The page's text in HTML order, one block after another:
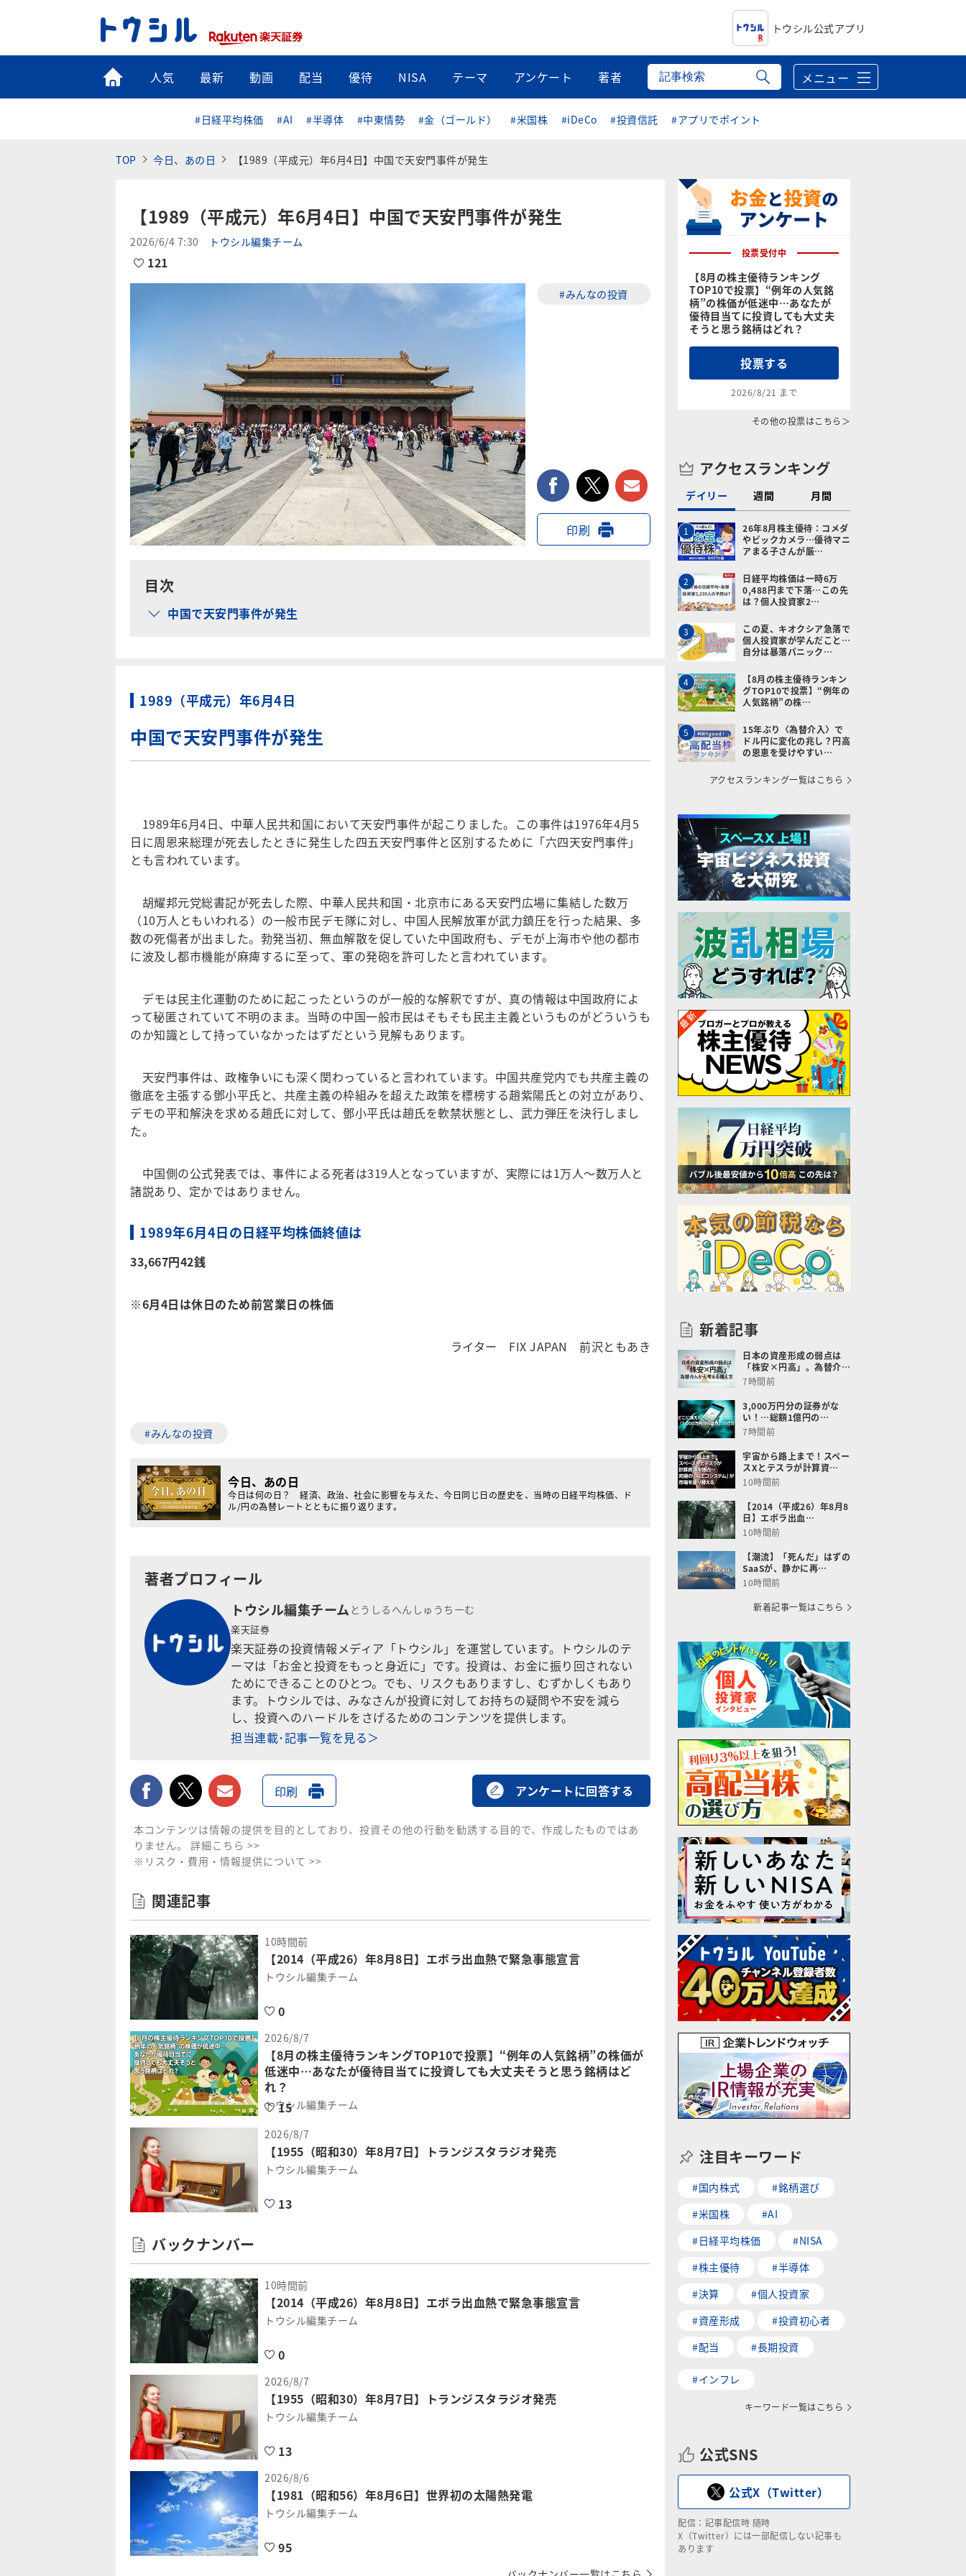
トウシル公式アプリ
トップ
人気 最新 動画 配当 優待 NISA テーマ アンケート 著者 メニュー
#日経平均株価 #AI #半導体 #中東情勢 #金（ゴールド） #米国株 #iDeCo #投資信託 #アプリでポイント
TOP 今日、あの日 【1989（平成元）年6月4日】中国で天安門事件が発生
【1989（平成元）年6月4日】中国で天安門事件が発生
2026/6/4 7:30 トウシル編集チーム
121
#みんなの投資
facebooktwitter メールで送る
印刷
目次
中国で天安門事件が発生
1989（平成元）年6月4日
中国で天安門事件が発生
1989年6月4日、中華人民共和国において天安門事件が起こりました。この事件は1976年4月5
日に周恩来総理が死去したときに発生した四五天安門事件と区別するために「六四天安門事件」
とも言われています。
胡耀邦元党総書記が死去した際、中華人民共和国・北京市にある天安門広場に集結した数万
（10万人ともいわれる）の一般市民デモ隊に対し、中国人民解放軍が武力鎮圧を行った結果、多
数の死傷者が出ました。勃発当初、無血解散を促していた中国政府も、デモが上海市や他の都市
に波及し都市機能が麻痺するに至って、軍の発砲を許可したと言われています。
デモは民主化運動のために起こったというのが一般的な解釈ですが、真の情報は中国政府によ
って秘匿されていて不明のまま。当時の中国一般市民はそもそも民主主義というものがどういうも
のか知識として持っていなかったはずだという見解もあります。
天安門事件は、政権争いにも深く関わっていると言われています。中国共産党内でも共産主義の
徹底を主張する鄧小平氏と、共産主義の枠組みを超えた政策を標榜する趙紫陽氏との対立があり、
デモの平和解決を求める趙氏に対して、鄧小平氏は趙氏を軟禁状態とし、武力弾圧を決行しまし
た。
中国側の公式発表では、事件による死者は319人となっていますが、実際には1万人～数万人と
諸説あり、定かではありません。
1989年6月4日の日経平均株価終値は
33,667円42銭
※6月4日は休日のため前営業日の株価
ライター FIX JAPAN 前沢ともあき
#みんなの投資
今日、あの日
今日は何の日？ 経済、政治、社会に影響を与えた、今日同じ日の歴史を、当時の日経平均株価、ド
ル/円の為替レートとともに振り返ります。
著者プロフィール
トウシル編集チーム とうしるへんしゅうちーむ
楽天証券
楽天証券の投資情報メディア「トウシル」を運営しています。トウシルのテ
ーマは「お金と投資をもっと身近に」です。投資は、お金に振り回されない
ためにできることのひとつ。でも、リスクもありますし、むずかしくもあり
ます。トウシルでは、みなさんが投資に対してお持ちの疑問や不安を減ら
し、投資へのハードルをさげるためのコンテンツを提供します。
担当連載･記事一覧を見る＞
facebooktwitter メールで送る
印刷 アンケートに回答する
本コンテンツは情報の提供を目的としており、投資その他の行動を勧誘する目的で、作成したものではあ
りません。 詳細こちら >>
※リスク・費用・情報提供について >>
関連記事
10時間前
【2014（平成26）年8月8日】エボラ出血熱で緊急事態宣言
トウシル編集チーム
0
2026/8/7
【8月の株主優待ランキングTOP10で投票】“例年の人気銘柄”の株価が
低迷中…あなたが優待目当てに投資しても大丈夫そうと思う銘柄はど
れ？
トウシル編集チーム
15
2026/8/7
【1955（昭和30）年8月7日】トランジスタラジオ発売
トウシル編集チーム
13
バックナンバー
10時間前
【2014（平成26）年8月8日】エボラ出血熱で緊急事態宣言
トウシル編集チーム
0
2026/8/7
【1955（昭和30）年8月7日】トランジスタラジオ発売
トウシル編集チーム
13
2026/8/6
【1981（昭和56）年8月6日】世界初の太陽熱発電
トウシル編集チーム
95
投票受付中
【8月の株主優待ランキング
TOP10で投票】“例年の人気銘
柄”の株価が低迷中…あなたが
優待目当てに投資しても大丈夫
そうと思う銘柄はどれ？
投票する
2026/8/21 まで
その他の投票はこちら＞
アクセスランキング
デイリー 週間 月間
1
26年8月株主優待：コメダ
やビックカメラ…優待マニ
アまる子さんが厳…
2
日経平均株価は一時6万
0,488円まで下落…この先
は？個人投資家2…
3
この夏、キオクシア急落で
個人投資家が学んだこと…
自分は暴落パニック…
4
【8月の株主優待ランキン
グTOP10で投票】“例年の
人気銘柄”の株…
5
15年ぶり〈為替介入〉で
ドル円に変化の兆し？円高
の恩恵を受けやすい…
アクセスランキング一覧はこちら
新着記事
日本の資産形成の弱点は
「株安×円高」。為替介…
7時間前
3,000万円分の証券がな
い！…総額1億円の…
7時間前
宇宙から路上まで！スペー
スXとテスラが計算資…
10時間前
【2014（平成26）年8月8
日】エボラ出血…
10時間前
【潮流】「死んだ」はずの
SaaSが、静かに再…
10時間前
新着記事一覧はこちら
注目キーワード
#国内株式
#銘柄選び
#米国株
#AI
#日経平均株価
#NISA
#株主優待
#半導体
#決算
#個人投資家
#資産形成
#投資初心者
#配当
#長期投資
#インフレ
キーワード一覧はこちら
公式SNS
公式X（Twitter）
配信：記事配信時 随時
X（Twitter）には一部配信しない記事も
あります